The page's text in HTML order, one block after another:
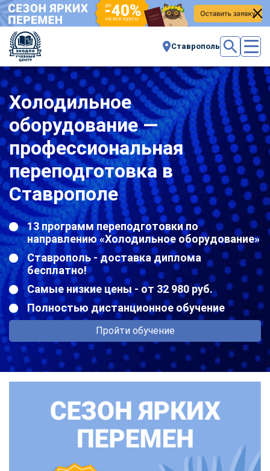
Ставрополь
Холодильное
оборудование —
профессиональная
переподготовка в
Ставрополе
13 программ переподготовки по
направлению «Холодильное оборудование»
Ставрополь - доставка диплома
бесплатно!
Самые низкие цены - от 32 980 руб.
Полностью дистанционное обучение
Пройти обучение